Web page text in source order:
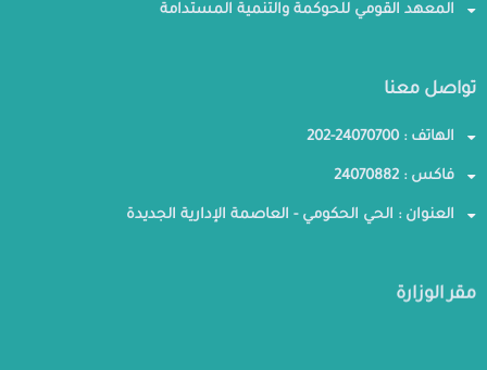
المعهد القومي للحوكمة والتنمية المستدامة
تواصل معنا
الهاتف : 24070700-202
فاكس : 24070882
العنوان : الحي الحكومي - العاصمة الإدارية الجديدة
مقر الوزارة